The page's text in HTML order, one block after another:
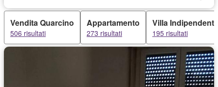
Vendita Quarcino
506 risultati
Appartamento
273 risultati
Villa Indipendente
195 risultati